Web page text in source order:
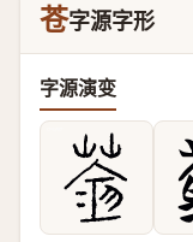
苍字源字形
字源演变